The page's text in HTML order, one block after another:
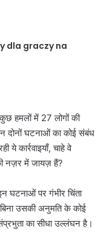
dla graczy na
हमलों में 27 लोगों की
दोनों घटनाओं का कोई संबंध
ये कार्रवाइयाँ, चाहे वे
नज़र में जायज़ हैं?
घटनाओं पर गंभीर चिंता
उसकी अनुमति के कोई
का सीधा उल्लंघन है।